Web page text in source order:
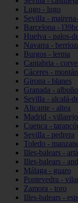
Lugo - lugo
Sevilla -
Barcelona -
Huelva - palos-
Navarra -
Burgos - lerma
Cantabria -
Cáceres -
Girona - blanes
Granada -
Sevilla - alcalá-
Alicante - altea
Madrid -
Cuenca -
Sevilla - pedrera
Toledo -
Illes-balears - artà
Illes-balears -
Málaga - guaro
Pontevedra -
Zamora - toro
Illes-balears -